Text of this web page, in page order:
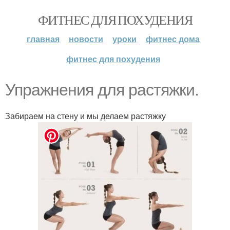
ФИТНЕС ДЛЯ ПОХУДЕНИЯ
главная новости уроки
фитнес дома
фитнес для похудения
Упражнения для растяжки.
Забираем на стену и мы делаем растяжку